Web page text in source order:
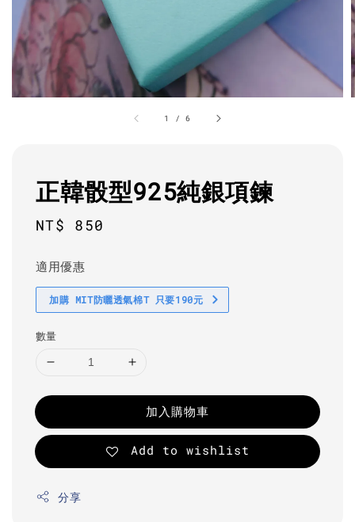
1 /6
正韓骰型925純銀項鍊
Regular
NT$ 850
適用優惠
加購 MIT防曬透氣棉T 只要190元
數量
加入購物車
Add to wishlist
分享